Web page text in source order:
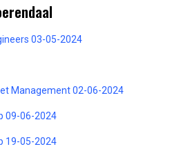
03-05-2024
Management 02-06-2024
09-06-2024
19-05-2024